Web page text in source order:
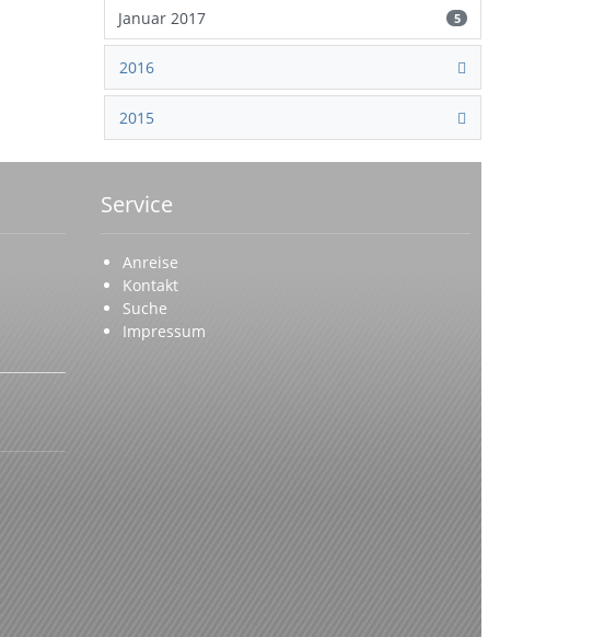
Januar 2017 5
2016
2015
Service
Anreise
Kontakt
Suche
Impressum